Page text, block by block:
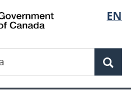
de
la
EN